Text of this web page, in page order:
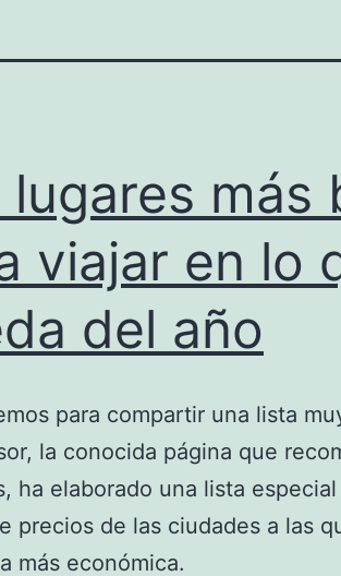
lugares más
viajar en lo
del año
para compartir una lista
la conocida página que
ha elaborado una lista
precios de las ciudades a las
más económica.